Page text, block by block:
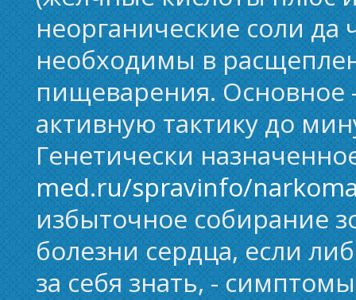
неорганические соли да
необходимы в
пищеварения. Основное
активную тактику до
Генетически
med.ru/spravinfo/
избыточное собирание
болезни сердца, если
за себя знать, -